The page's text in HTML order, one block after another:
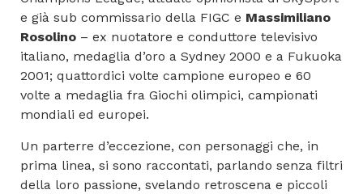
e già sub commissario della FIGC e Massimiliano
Rosolino – ex nuotatore e conduttore televisivo
italiano, medaglia d’oro a Sydney 2000 e a Fukuoka
2001; quattordici volte campione europeo e 60
volte a medaglia fra Giochi olimpici, campionati
mondiali ed europei.
Un parterre d’eccezione, con personaggi che, in
prima linea, si sono raccontati, parlando senza filtri
della loro passione, svelando retroscena e piccoli